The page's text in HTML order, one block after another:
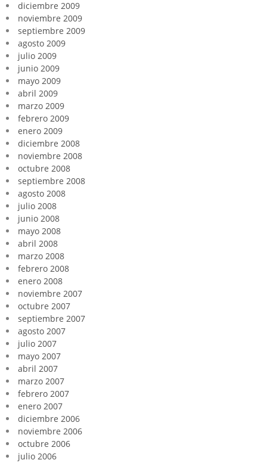
diciembre 2009
noviembre 2009
septiembre 2009
agosto 2009
julio 2009
junio 2009
mayo 2009
abril 2009
marzo 2009
febrero 2009
enero 2009
diciembre 2008
noviembre 2008
octubre 2008
septiembre 2008
agosto 2008
julio 2008
junio 2008
mayo 2008
abril 2008
marzo 2008
febrero 2008
enero 2008
noviembre 2007
octubre 2007
septiembre 2007
agosto 2007
julio 2007
mayo 2007
abril 2007
marzo 2007
febrero 2007
enero 2007
diciembre 2006
noviembre 2006
octubre 2006
julio 2006